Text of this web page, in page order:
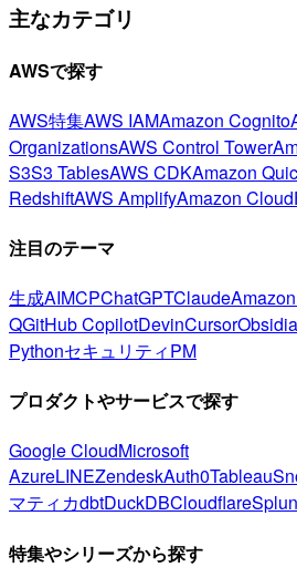
主なカテゴリ
AWSで探す
AWS特集AWS IAMAmazon Cognito
OrganizationsAWS Control Tower
S3S3 TablesAWS CDKAmazon
RedshiftAWS AmplifyAmazon
注目のテーマ
生成AIMCPChatGPTClaude
QGitHub CopilotDevinCursor
PythonセキュリティPM
プロダクトやサービスで探す
Google CloudMicrosoft
AzureLINEZendeskAuth0Tableau
マティカdbtDuckDBCloudflare
特集やシリーズから探す